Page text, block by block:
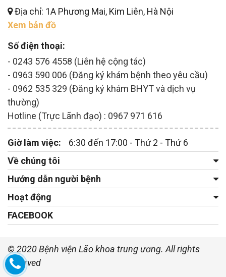
Địa chỉ: 1A Phương Mai, Kim Liên, Hà Nội
Xem bản đồ
Số điện thoại:
- 0243 576 4558 (Liên hệ cộng tác)
- 0963 590 006 (Đăng ký khám bệnh theo yêu cầu)
- 0962 535 329 (Đăng ký khám BHYT và dịch vụ
thường)
Hotline (Trực Lãnh đạo) : 0967 971 616
Giờ làm việc:
6:30 đến 17:00 - Thứ 2 - Thứ 6
Về chúng tôi
Hướng dẫn người bệnh
Hoạt động
FACEBOOK
© 2020 Bệnh viện Lão khoa trung ương. All rights
reserved